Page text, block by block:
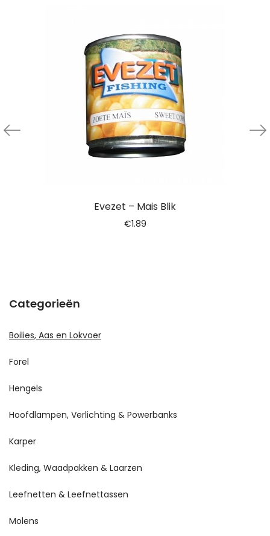
Evezet – Mais Blik
€1.89
Categorieën
Boilies, Aas en Lokvoer
Forel
Hengels
Hoofdlampen, Verlichting & Powerbanks
Karper
Kleding, Waadpakken & Laarzen
Leefnetten & Leefnettassen
Molens